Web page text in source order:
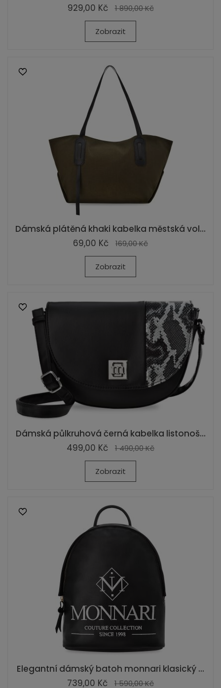
929,00 Kč
1 890,00 Kč
Zobrazit
Dámská plátěná khaki kabelka městská vol...
69,00 Kč
169,00 Kč
Zobrazit
Dámská půlkruhová černá kabelka listonoš...
499,00 Kč
1 490,00 Kč
Zobrazit
Elegantní dámský batoh monnari klasický ...
739,00 Kč
1 590,00 Kč